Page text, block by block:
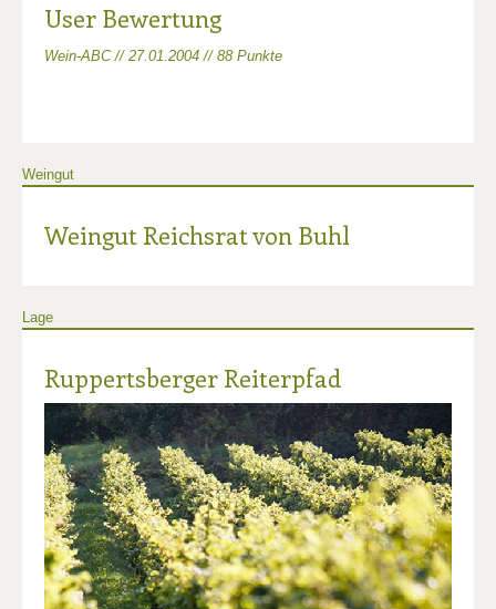
User Bewertung
Wein-ABC // 27.01.2004 // 88 Punkte
Weingut
Weingut Reichsrat von Buhl
Lage
Ruppertsberger Reiterpfad